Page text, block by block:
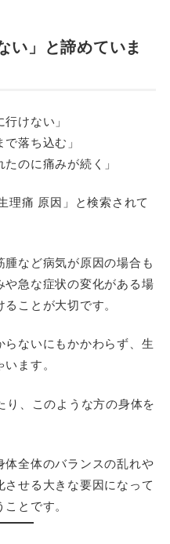
い」と諦めていま
けない」
落ち込む」
のに痛みが続く」
理痛 原因」と検索されて
など病気が原因の場合も
急な症状の変化がある場
ことが大切です。
ないにもかかわらず、生
ます。
り、このような方の身体を
全体のバランスの乱れや
せる大きな要因になって
とです。